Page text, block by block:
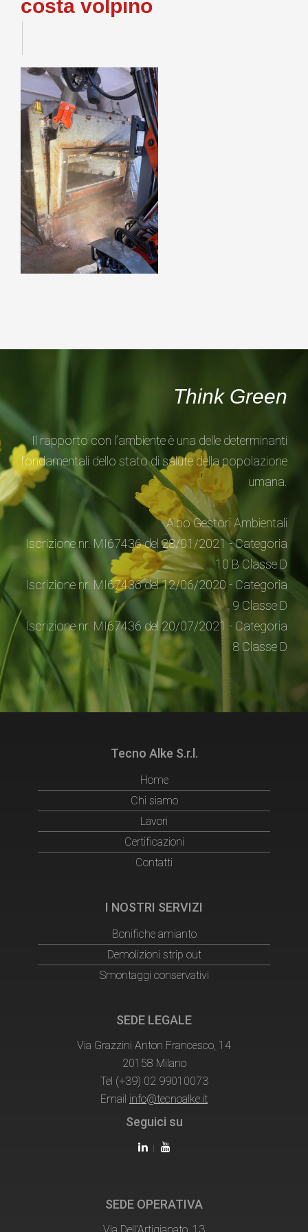
costa volpino
Think Green
Il rapporto con l’ambiente è una delle determinanti
fondamentali dello stato di salute della popolazione
umana.
Albo Gestori Ambientali
Iscrizione nr. MI67436 del 28/01/2021 - Categoria
10 B Classe D
Iscrizione nr. MI67436 del 12/06/2020 - Categoria
9 Classe D
Iscrizione nr. MI67436 del 20/07/2021 - Categoria
8 Classe D
Tecno Alke S.r.l.
Home
Chi siamo
Lavori
Certificazioni
Contatti
I NOSTRI SERVIZI
Bonifiche amianto
Demolizioni strip out
Smontaggi conservativi
SEDE LEGALE
Via Grazzini Anton Francesco, 14
20158 Milano
Tel (+39) 02 99010073
Email info@tecnoalke.it
Seguici su
SEDE OPERATIVA